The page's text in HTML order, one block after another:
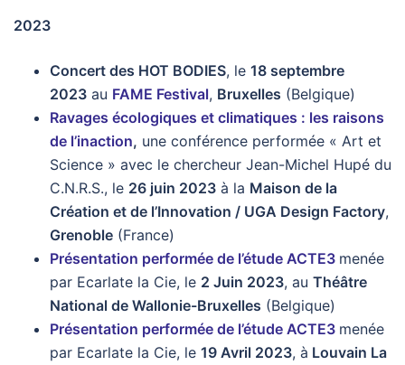
2023
Concert des HOT BODIES, le 18 septembre
2023 au FAME Festival, Bruxelles (Belgique)
Ravages écologiques et climatiques : les raisons
de l’inaction, une conférence performée « Art et
Science » avec le chercheur Jean-Michel Hupé du
C.N.R.S., le 26 juin 2023 à la Maison de la
Création et de l’Innovation / UGA Design Factory,
Grenoble (France)
Présentation performée de l’étude ACTE3 menée
par Ecarlate la Cie, le 2 Juin 2023, au Théâtre
National de Wallonie-Bruxelles (Belgique)
Présentation performée de l’étude ACTE3 menée
par Ecarlate la Cie, le 19 Avril 2023, à Louvain La